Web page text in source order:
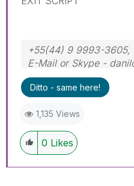
+55(44) 9 9993-3605,
E-Mail or Skype -
Ditto - same here!
1,135 Views
0 Likes